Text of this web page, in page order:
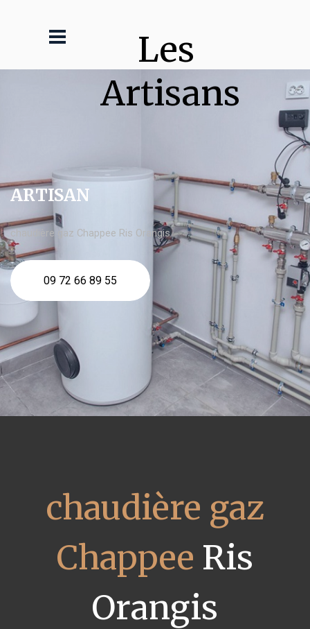
Les
Artisans
ARTISAN
chaudière gaz Chappee Ris Orangis
09 72 66 89 55
chaudière gaz
Chappee Ris
Orangis